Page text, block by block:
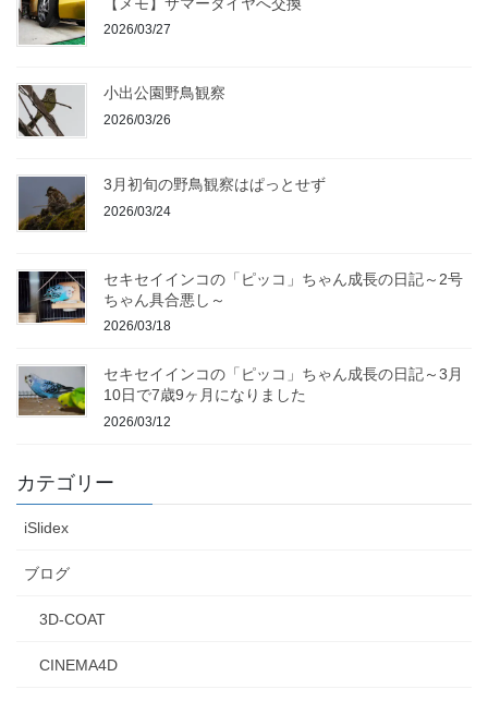
2026/03/27
小出公園野鳥観察
2026/03/26
3月初旬の野鳥観察はぱっとせず
2026/03/24
セキセイインコの「ピッコ」ちゃん成長の日記～2号
ちゃん具合悪し～
2026/03/18
セキセイインコの「ピッコ」ちゃん成長の日記～3月
10日で7歳9ヶ月になりました
2026/03/12
カテゴリー
iSlidex
ブログ
3D-COAT
CINEMA4D